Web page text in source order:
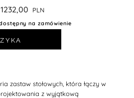
1232,00
na zamówienie
zastaw stołowych, która łączy w
z wyjątkową